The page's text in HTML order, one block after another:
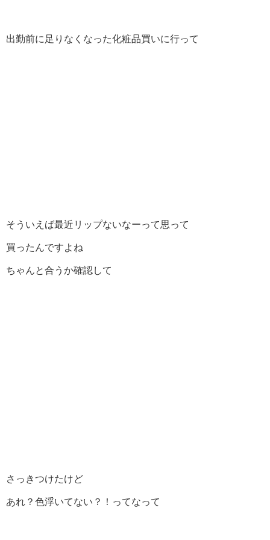
出勤前に足りなくなった化粧品買いに行って
そういえば最近リップないなーって思って
買ったんですよね
ちゃんと合うか確認して
さっきつけたけど
あれ？色浮いてない？！ってなって